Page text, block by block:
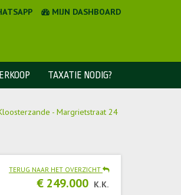
MIJN DASHBOARD
TAXATIE NODIG?
- Margrietstraat 24
TERUG NAAR HET OVERZICHT
€ 249.000 K.K.